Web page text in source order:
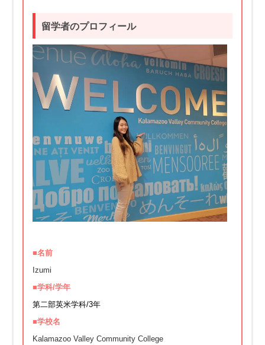
留学者のプロフィール
■名前
Izumi
■学科/学年
第二部英米学科/3年
■学校名
Kalamazoo Valley Community College